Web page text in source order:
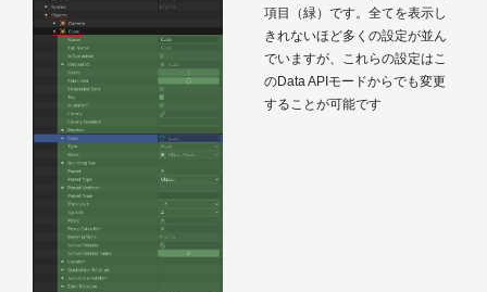
項目（緑）です。全てを表示し
きれないほど多くの設定が並ん
でいますが、これらの設定はこ
のData APIモードからでも変更
することが可能です